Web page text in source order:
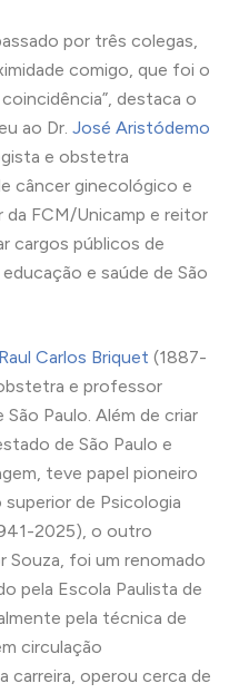
por três colegas,
comigo, que foi o
destaca o
ao Dr. José Aristódemo
e obstetra
câncer ginecológico e
FCM/Unicamp e reitor
cargos públicos de
e saúde de São
Raul Carlos Briquet (1887-
e professor
Paulo. Além de criar
de São Paulo e
teve papel pioneiro
de Psicologia
2025), o outro
Souza, foi um renomado
pela Escola Paulista de
pela técnica de
circulação
carreira, operou cerca de